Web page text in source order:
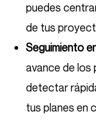
puedes
de tus
Seguimiento
avance de los
detectar
tus planes en